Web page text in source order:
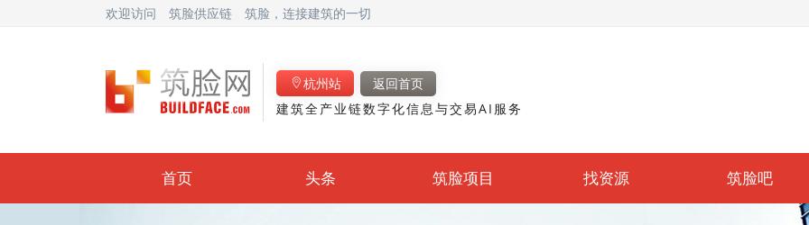
欢迎访问 筑脸供应链 筑脸，连接建筑的一切
杭州站
返回首页
建筑全产业链数字化信息与交易AI服务
首页 头条 筑脸项目 找资源 筑脸吧